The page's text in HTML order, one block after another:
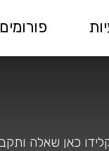
כאן שאלה